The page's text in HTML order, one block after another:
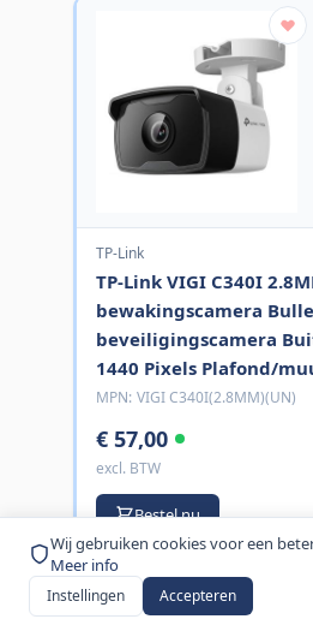
Wij gebruiken cookies voor een
Meer info
Instellingen Accepteren
TP-Link
TP-Link VIGI C340I
bewakingscamera
beveiligingscamera
1440 Pixels Plafond/
MPN: VIGI C340I(2.8MM)(UN)
€ 57,00
excl. BTW
Bestel nu